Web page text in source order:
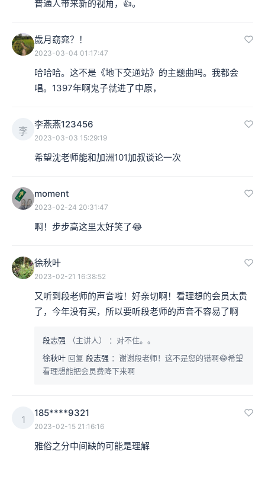
普通人带来新的视角，👍。
歲月窈窕？！
2023-03-04 01:17:47
哈哈哈。这不是《地下交通站》的主题曲吗。我都会
唱。1397年啊鬼子就进了中原，
李
李燕燕123456
2023-03-03 15:29:19
希望沈老师能和加洲101加叔谈论一次
moment
2023-02-24 20:31:47
啊！步步高这里太好笑了😂
徐秋叶
2023-02-21 16:38:52
又听到段老师的声音啦！好亲切啊！看理想的会员太贵
了，今年没有买，所以要听段老师的声音不容易了啊
段志强 （主讲人）
：对不住。。
徐秋叶 回复 段志强 ：谢谢段老师！这不是您的错啊😂希望
看理想能把会员费降下来啊
1
185****9321
2023-02-15 21:16:16
雅俗之分中间缺的可能是理解